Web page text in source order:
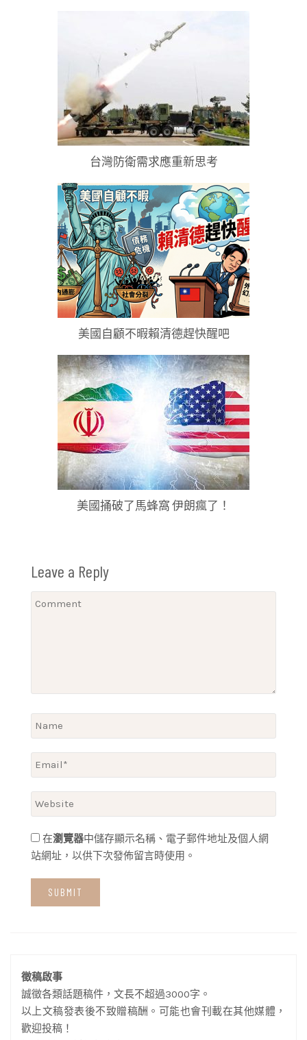
台灣防衛需求應重新思考
美國自顧不暇賴清德趕快醒吧
美國捅破了馬蜂窩 伊朗瘋了！
Leave a Reply
在瀏覽器中儲存顯示名稱、電子郵件地址及個人網
站網址，以供下次發佈留言時使用。
徵稿啟事
誠徵各類話題稿件，文長不超過3000字。
以上文稿發表後不致贈稿酬。可能也會刊載在其他媒體，
歡迎投稿！